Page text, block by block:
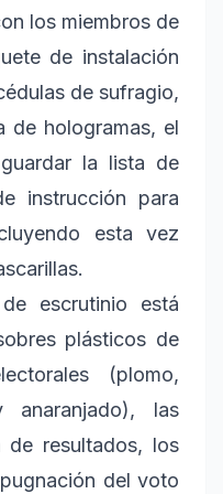
los miembros de
de instalación
de sufragio,
de hologramas, el
la lista de
instrucción para
esta vez
escrutinio está
plásticos de
(plomo,
las
de resultados, los
del voto